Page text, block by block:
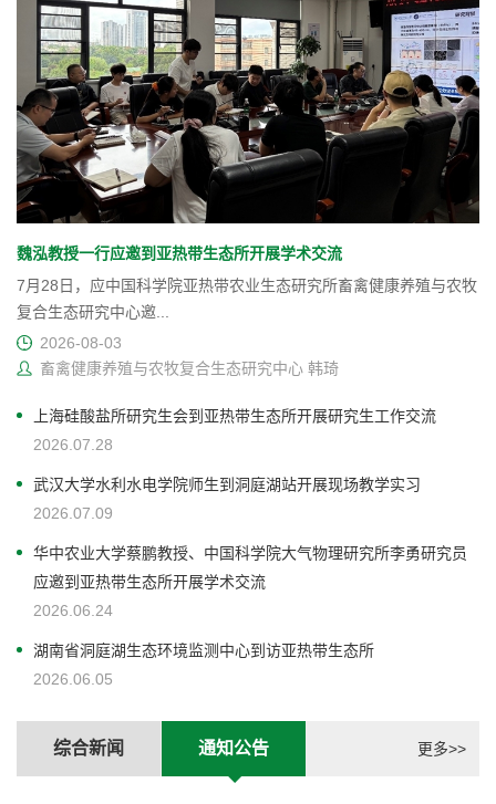
魏泓教授一行应邀到亚热带生态所开展学术交流
7月28日，应中国科学院亚热带农业生态研究所畜禽健康养殖与农牧
复合生态研究中心邀...
2026-08-03
畜禽健康养殖与农牧复合生态研究中心 韩琦
上海硅酸盐所研究生会到亚热带生态所开展研究生工作交流
2026.07.28
武汉大学水利水电学院师生到洞庭湖站开展现场教学实习
2026.07.09
华中农业大学蔡鹏教授、中国科学院大气物理研究所李勇研究员
应邀到亚热带生态所开展学术交流
2026.06.24
湖南省洞庭湖生态环境监测中心到访亚热带生态所
2026.06.05
综合新闻 通知公告 更多>>